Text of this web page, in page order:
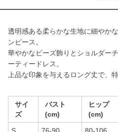
透明感ある柔らかな生地に細やか
ンピース。
華やかなビーズ飾りとショルダー
ーティードレス。
上品な印象を与えるロング丈で、
サイ
ズ
バスト
(cm)
ヒップ
(cm)